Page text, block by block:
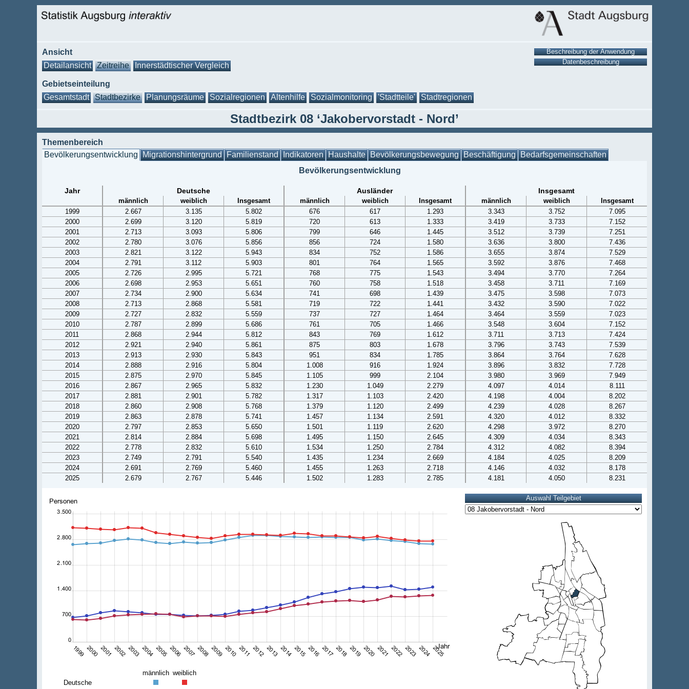
Ansicht
Detailansicht
Zeitreihe Innerstädtischer Vergleich
Gebietseinteilung
Gesamtstadt
Stadtbezirke Planungsräume Sozialregionen Altenhilfe Sozialmonitoring 'Stadtteile' Stadtregionen
Stadtbezirk 08 ‘Jakobervorstadt - Nord’
Themenbereich
Bevölkerungsentwicklung Migrationshintergrund Familienstand Indikatoren Haushalte Bevölkerungsbewegung Beschäftigung Bedarfsgemeinschaften
Bevölkerungsentwicklung
Jahr Deutsche Ausländer Insgesamt
männlich weiblich Insgesamt männlich weiblich Insgesamt männlich weiblich
Insgesamt
1999
2.667 3.135 5.802 676 617 1.293 3.343 3.752
7.095
2000
2.699 3.120 5.819 720 613 1.333 3.419 3.733
7.152
2001
2.713 3.093 5.806 799 646 1.445 3.512 3.739
7.251
2002
2.780 3.076 5.856 856 724 1.580 3.636 3.800
7.436
2003
2.821 3.122 5.943 834 752 1.586 3.655 3.874
7.529
2004
2.791 3.112 5.903 801 764 1.565 3.592 3.876
7.468
2005
2.726 2.995 5.721 768 775 1.543 3.494 3.770
7.264
2006
2.698 2.953 5.651 760 758 1.518 3.458 3.711
7.169
2007
2.734 2.900 5.634 741 698 1.439 3.475 3.598
7.073
2008
2.713 2.868 5.581 719 722 1.441 3.432 3.590
7.022
2009
2.727 2.832 5.559 737 727 1.464 3.464 3.559
7.023
2010
2.787 2.899 5.686 761 705 1.466 3.548 3.604
7.152
2011
2.868 2.944 5.812 843 769 1.612 3.711 3.713
7.424
2012
2.921 2.940 5.861 875 803 1.678 3.796 3.743
7.539
2013
2.913 2.930 5.843 951 834 1.785 3.864 3.764
7.628
2014
2.888 2.916 5.804 1.008 916 1.924 3.896 3.832
7.728
2015
2.875 2.970 5.845 1.105 999 2.104 3.980 3.969
7.949
2016
2.867 2.965 5.832 1.230 1.049 2.279 4.097 4.014
8.111
2017
2.881 2.901 5.782 1.317 1.103 2.420 4.198 4.004
8.202
2018
2.860 2.908 5.768 1.379 1.120 2.499 4.239 4.028
8.267
2019
2.863 2.878 5.741 1.457 1.134 2.591 4.320 4.012
8.332
2020
2.797 2.853 5.650 1.501 1.119 2.620 4.298 3.972
8.270
2021
2.814 2.884 5.698 1.495 1.150 2.645 4.309 4.034
8.343
2022
2.778 2.832 5.610 1.534 1.250 2.784 4.312 4.082
8.394
2023
2.749 2.791 5.540 1.435 1.234 2.669 4.184 4.025
8.209
2024
2.691 2.769 5.460 1.455 1.263 2.718 4.146 4.032
8.178
2025
2.679 2.767 5.446 1.502 1.283 2.785 4.181 4.050 8.231
männlich weiblich
Deutsche